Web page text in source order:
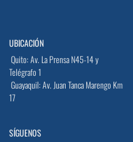
UBICACIÓN
Quito: Av. La Prensa N45-14 y
Telégrafo 1
Guayaquil: Av. Juan Tanca Marengo Km
17
SÍGUENOS